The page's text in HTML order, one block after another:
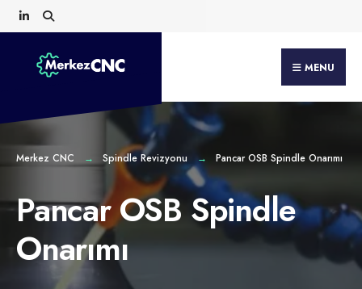
Skip
to
content
MENU
Merkez CNC Spindle Revizyonu Pancar OSB Spindle Onarımı
Pancar OSB Spindle
Onarımı
Search
for: